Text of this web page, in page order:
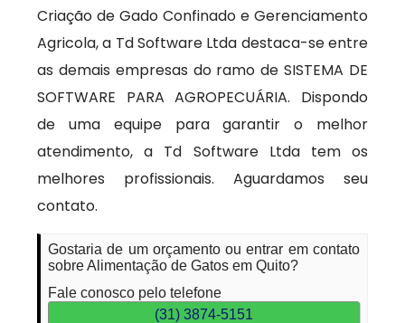
Criação de Gado Confinado e Gerenciamento
Agricola, a Td Software Ltda destaca-se entre
as demais empresas do ramo de SISTEMA DE
SOFTWARE PARA AGROPECUÁRIA. Dispondo
de uma equipe para garantir o melhor
atendimento, a Td Software Ltda tem os
melhores profissionais. Aguardamos seu
contato.
Gostaria de um orçamento ou entrar em contato
sobre Alimentação de Gatos em Quito?
Fale conosco pelo telefone
(31) 3874-5151